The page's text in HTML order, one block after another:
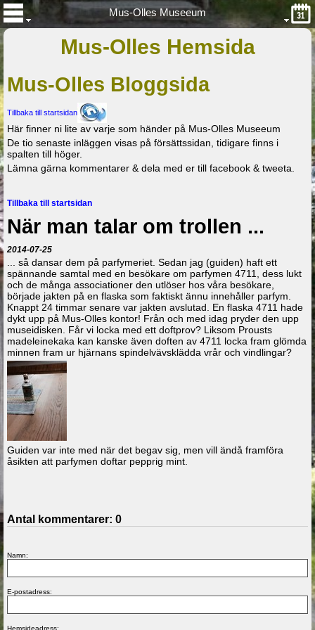
Mus-Olles Museeum
Mus-Olles Hemsida
Mus-Olles Bloggsida
Tillbaka till startsidan
Här finner ni lite av varje som händer på Mus-Olles Museeum
De tio senaste inläggen visas på försättssidan, tidigare finns i
spalten till höger.
Lämna gärna kommentarer & dela med er till facebook & tweeta.
Tillbaka till startsidan
När man talar om trollen ...
2014-07-25
... så dansar dem på parfymeriet. Sedan jag (guiden) haft ett
spännande samtal med en besökare om parfymen 4711, dess lukt
och de många associationer den utlöser hos våra besökare,
började jakten på en flaska som faktiskt ännu innehåller parfym.
Knappt 24 timmar senare var jakten avslutad. En flaska 4711 hade
dykt upp på Mus-Olles kontor! Från och med idag pryder den upp
museidisken. Får vi locka med ett doftprov? Liksom Prousts
madeleinekaka kan kanske även doften av 4711 locka fram glömda
minnen fram ur hjärnans spindelvävsklädda vrår och vindlingar?
Guiden var inte med när det begav sig, men vill ändå framföra
åsikten att parfymen doftar pepprig mint.
Antal kommentarer: 0
Namn:
E-postadress:
Hemsideadress: